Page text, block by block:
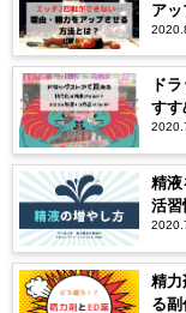
ア
ド
すす
精液
活習
精力
る副